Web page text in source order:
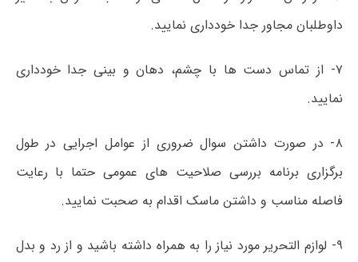
داوطلبان مجاور جدا خودداری نمایید.
۷- از تماس دست­ ها با چشم، دهان و بینی جدا خودداری
نمایید.
۸- در صورت داشتن سوال ضروری از عوامل اجرایی در طول
برگزاری برنامه بررسی صلاحیت های عمومی حتما با رعایت
فاصله مناسب و داشتن ماسک اقدام به صحبت نمایید.
۹- لوازم­ التحریر مورد نیاز را به همراه داشته باشید و از رد و بدل